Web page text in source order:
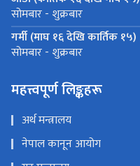
सोमबार - शुक्रबार
गर्मी (माघ १६ देखि कार्तिक १५)
सोमबार - शुक्रबार
महत्त्वपूर्ण लिङ्कहरू
अर्थ मन्त्रालय
नेपाल कानून आयोग